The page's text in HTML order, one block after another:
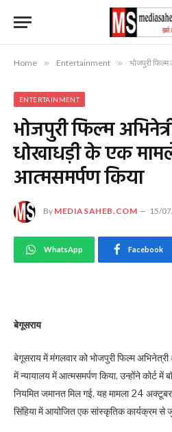
Home » Entertainment » भोजपुरी फिल्म
ENTERTAINMENT
भोजपुरी फिल्म
धोखाधड़ी के एक
आत्मसमर्पण किया
By MEDIASAHEB.COM 15/
WhatsApp Facebook
बेगूसराय
बेगूसराय में मंगलवार को भोजपुरी फिल्म
में न्यायालय में आत्मसमर्पण किया. उन्होंने कोर्ट में
नियमित जमानत मिल गई. यह मामला 24
सिंहिया में आयोजित एक सांस्कृतिक कार्यक्रम से